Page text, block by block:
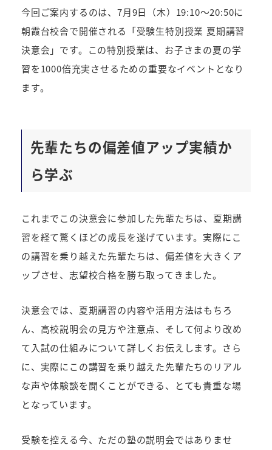
今回ご案内するのは、7月9日（木）19:10～20:50に
朝霞台校舎で開催される「受験生特別授業 夏期講習
決意会」です。この特別授業は、お子さまの夏の学
習を1000倍充実させるための重要なイベントとなり
ます。
先輩たちの偏差値アップ実績か
ら学ぶ
これまでこの決意会に参加した先輩たちは、夏期講
習を経て驚くほどの成長を遂げています。実際にこ
の講習を乗り越えた先輩たちは、偏差値を大きくア
ップさせ、志望校合格を勝ち取ってきました。
決意会では、夏期講習の内容や活用方法はもちろ
ん、高校説明会の見方や注意点、そして何より改め
て入試の仕組みについて詳しくお伝えします。さら
に、実際にこの講習を乗り越えた先輩たちのリアル
な声や体験談を聞くことができる、とても貴重な場
となっています。
受験を控える今、ただの塾の説明会ではありませ